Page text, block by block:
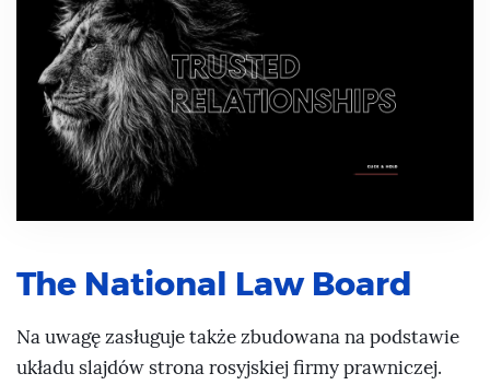
The National Law Board
Na uwagę zasługuje także zbudowana na podstawie
układu slajdów strona rosyjskiej firmy prawniczej.